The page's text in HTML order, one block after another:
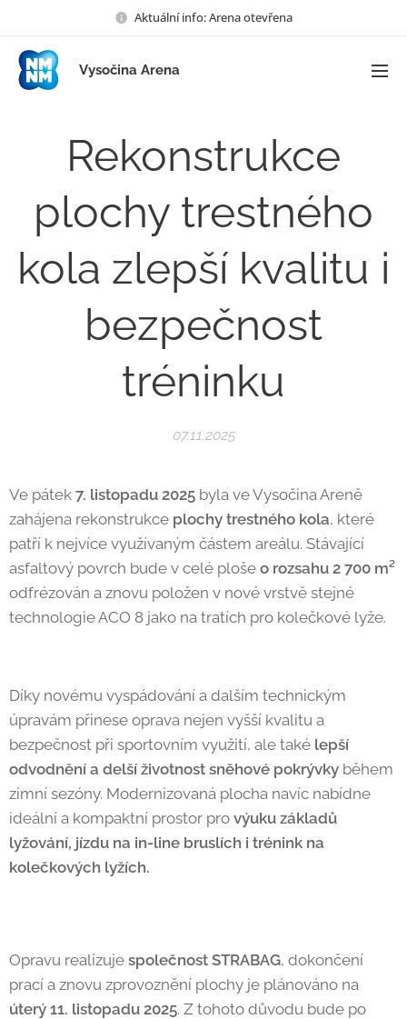
Aktuální info: Arena otevřena
Vysočina Arena
Rekonstrukce
plochy trestného
kola zlepší kvalitu i
bezpečnost
tréninku
07.11.2025
Ve pátek 7. listopadu 2025 byla ve Vysočina Areně
zahájena rekonstrukce plochy trestného kola, které
patří k nejvíce využívaným částem areálu. Stávající
asfaltový povrch bude v celé ploše o rozsahu 2 700 m²
odfrézován a znovu položen v nové vrstvě stejné
technologie ACO 8 jako na tratích pro kolečkové lyže.
Díky novému vyspádování a dalším technickým
úpravám přinese oprava nejen vyšší kvalitu a
bezpečnost při sportovním využití, ale také lepší
odvodnění a delší životnost sněhové pokrývky během
zimní sezóny. Modernizovaná plocha navíc nabídne
ideální a kompaktní prostor pro výuku základů
lyžování, jízdu na in-line bruslích i trénink na
kolečkových lyžích.
Opravu realizuje společnost STRABAG, dokončení
prací a znovu zprovoznění plochy je plánováno na
úterý 11. listopadu 2025. Z tohoto důvodu bude po